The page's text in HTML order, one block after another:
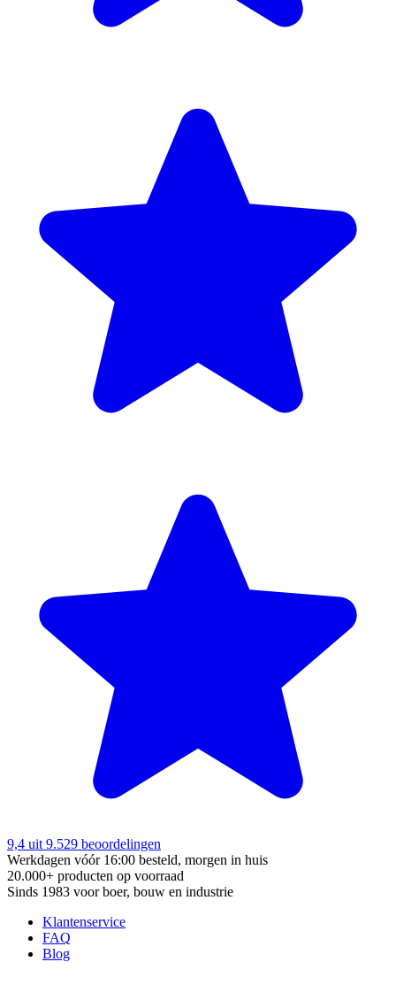
9,4 uit 9.529 beoordelingen
Werkdagen vóór 16:00 besteld, morgen in huis
20.000+ producten op voorraad
Sinds 1983 voor boer, bouw en industrie
Klantenservice
FAQ
Blog